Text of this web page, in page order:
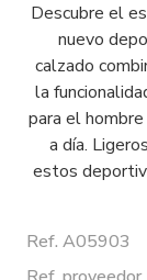
Descubre el
nuevo
calzado
la
para el
a día.
estos
Ref. A05903